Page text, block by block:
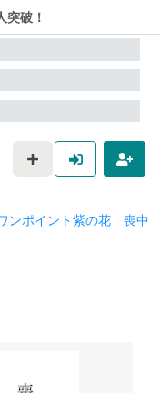
突破！
ンポイント紫の花 喪中